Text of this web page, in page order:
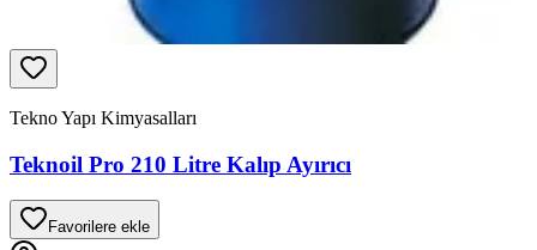
Tekno Yapı Kimyasalları
Teknoil Pro 210 Litre Kalıp Ayırıcı
Favorilere ekle